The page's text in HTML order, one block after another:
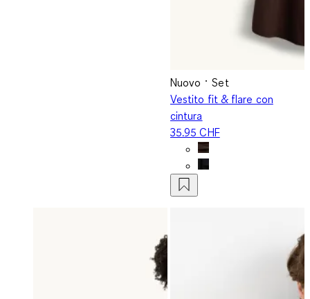
Nuovo
Set
Vestito fit & flare con
cintura
35.95 CHF